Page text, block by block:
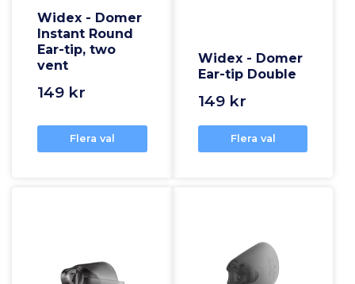
Widex - Domer
Instant Round
Ear-tip, two
vent
149 kr
Flera val
Widex - Domer
Ear-tip Double
149 kr
Flera val